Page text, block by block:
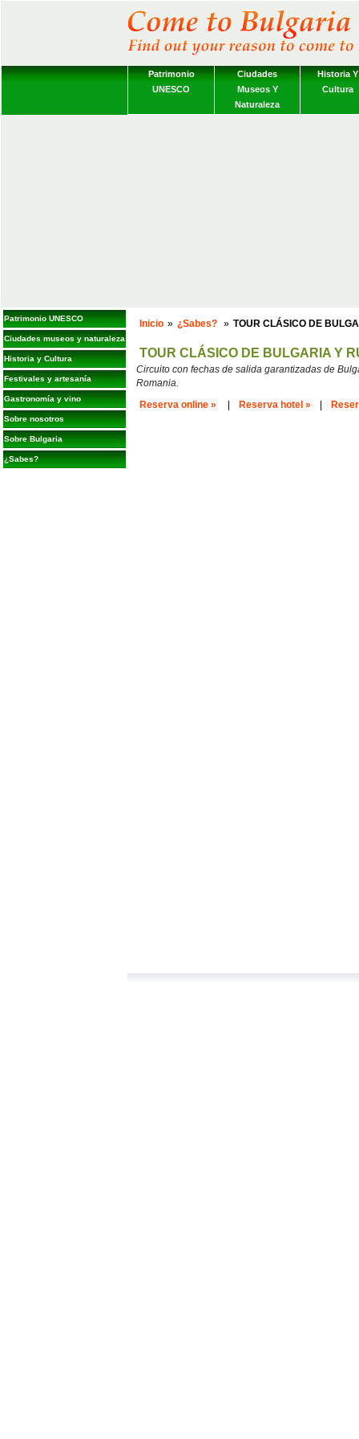
Patrimonio
UNESCO
Ciudades
Museos Y
Naturaleza
Historia Y
Cultura
Patrimonio UNESCO
Ciudades museos y naturaleza
Historia y Cultura
Festivales y artesanía
Gastronomía y vino
Sobre nosotros
Sobre Bulgaria
¿Sabes?
Inicio » ¿Sabes? » TOUR CLÁSICO DE
TOUR CLÁSICO DE BULGARIA Y
Circuito con fechas de salida garantizadas de
Romania.
Reserva online »
Reserva hotel »